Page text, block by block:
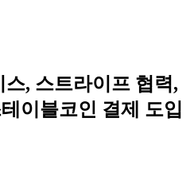
, 스트라이프 협력,
이블코인 결제 도입